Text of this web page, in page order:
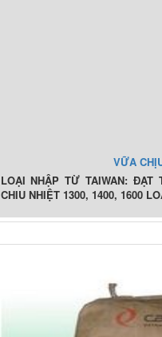
VỮA
LOẠI NHẬP TỪ TAIWAN: ĐẠT
CHIU NHIỆT 1300, 1400, 1600